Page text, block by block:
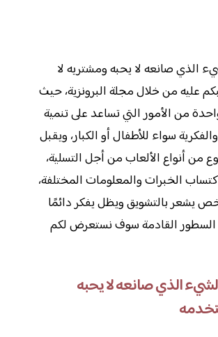
الذي صانعه لا يحبه ومشتريه لا
عليه من خلال مجلة البرونزية، حيث
من الأمور التي تساعد على تنمية
سواء للأطفال أو الكبار، ويقبل
من أنواع الألعاب من أجل التسلية،
الخبرات والمعلومات المختلفة،
يشعر بالتشويق ويظل يفكر دائمًا
السطور القادمة سوف نستعرض لكم
الذي صانعه لا يحبه